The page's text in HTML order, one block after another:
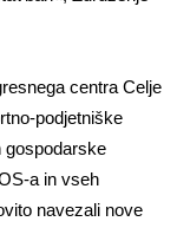
centra Celje
podjetniške
gospodarske
a in vseh
navezali nove